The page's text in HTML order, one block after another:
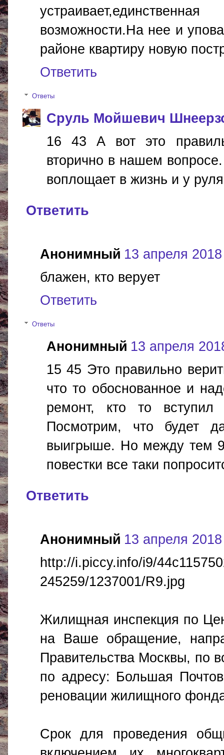
возможности.На нее и
районе квартиру новую
Ответить
Ответы
Сруль Мойшевич
16 43 А вот это
вторично в нашем
воплощает в жизнь и у
Ответить
Анонимный 13 апреля 2018
блажен, кто верует
Ответить
Ответы
Анонимный 13 апреля
15 45 Это правильно
что то обоснованное и
ремонт, кто то
Посмотрим, что будет
выигрыше. Но между тем
повестки все таки
Ответить
Анонимный 13 апреля 2018
http://i.piccy.info/i9/
245259/1237001/R9.jpg
Жилищная инспекция по
на Ваше обращение,
Правительства Москвы, по
по адресу: Большая
реновации жилищного
Срок для проведения